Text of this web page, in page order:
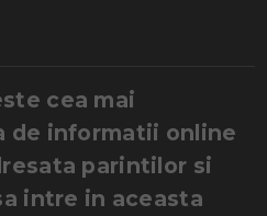
cea mai
de informatii online
parintilor si
intre in aceasta